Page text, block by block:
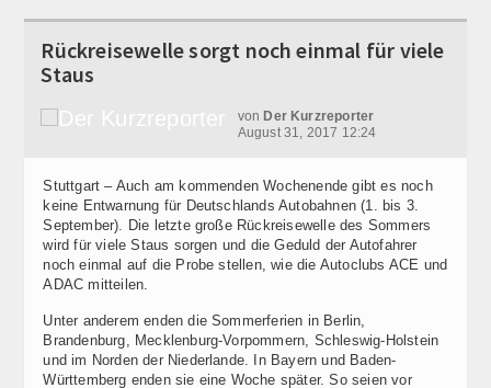
Rückreisewelle sorgt noch einmal für viele
Staus
von Der Kurzreporter
August 31, 2017 12:24
Stuttgart – Auch am kommenden Wochenende gibt es noch
keine Entwarnung für Deutschlands Autobahnen (1. bis 3.
September). Die letzte große Rückreisewelle des Sommers
wird für viele Staus sorgen und die Geduld der Autofahrer
noch einmal auf die Probe stellen, wie die Autoclubs ACE und
ADAC mitteilen.
Unter anderem enden die Sommerferien in Berlin,
Brandenburg, Mecklenburg-Vorpommern, Schleswig-Holstein
und im Norden der Niederlande. In Bayern und Baden-
Württemberg enden sie eine Woche später. So seien vor